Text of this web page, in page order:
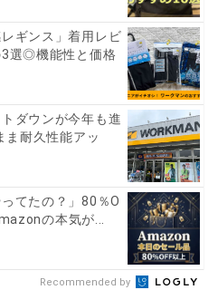
レギンス」着用レビ
3選◎機能性と価格
ダウンが今年も進
ま耐久性能アッ
てたの？」80％O
の本気が...
Recommended by